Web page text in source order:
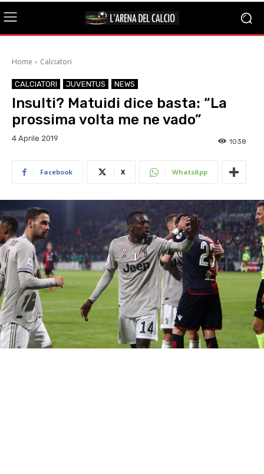
Home Calciatori
CALCIATORI JUVENTUS NEWS
Insulti? Matuidi dice basta: “La
prossima volta me ne vado”
4 Aprile 2019 1038
Facebook X WhatsApp